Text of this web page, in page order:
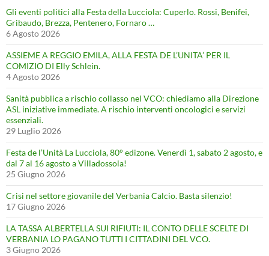
Gli eventi politici alla Festa della Lucciola: Cuperlo. Rossi, Benifei,
Gribaudo, Brezza, Pentenero, Fornaro …
6 Agosto 2026
ASSIEME A REGGIO EMILA, ALLA FESTA DE L’UNITA’ PER IL
COMIZIO DI Elly Schlein.
4 Agosto 2026
Sanità pubblica a rischio collasso nel VCO: chiediamo alla Direzione
ASL iniziative immediate. A rischio interventi oncologici e servizi
essenziali.
29 Luglio 2026
Festa de l’Unità La Lucciola, 80° edizone. Venerdì 1, sabato 2 agosto, e
dal 7 al 16 agosto a Villadossola!
25 Giugno 2026
Crisi nel settore giovanile del Verbania Calcio. Basta silenzio!
17 Giugno 2026
LA TASSA ALBERTELLA SUI RIFIUTI: IL CONTO DELLE SCELTE DI
VERBANIA LO PAGANO TUTTI I CITTADINI DEL VCO.
3 Giugno 2026